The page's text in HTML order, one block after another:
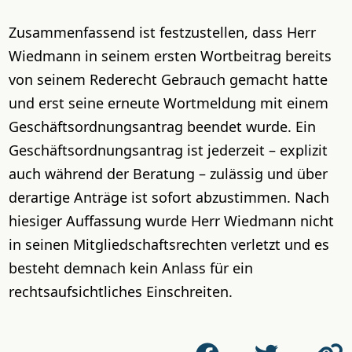
Zusammenfassend ist festzustellen, dass Herr
Wiedmann in seinem ersten Wortbeitrag bereits
von seinem Rederecht Gebrauch gemacht hatte
und erst seine erneute Wortmeldung mit einem
Geschäftsordnungsantrag beendet wurde. Ein
Geschäftsordnungsantrag ist jederzeit – explizit
auch während der Beratung – zulässig und über
derartige Anträge ist sofort abzustimmen. Nach
hiesiger Auffassung wurde Herr Wiedmann nicht
in seinen Mitgliedschaftsrechten verletzt und es
besteht demnach kein Anlass für ein
rechtsaufsichtliches Einschreiten.